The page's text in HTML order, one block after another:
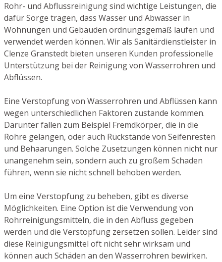
Rohr- und Abflussreinigung sind wichtige Leistungen, die
dafür Sorge tragen, dass Wasser und Abwasser in
Wohnungen und Gebäuden ordnungsgemäß laufen und
verwendet werden können. Wir als Sanitärdienstleister in
Clenze Granstedt bieten unseren Kunden professionelle
Unterstützung bei der Reinigung von Wasserrohren und
Abflüssen.
Eine Verstopfung von Wasserrohren und Abflüssen kann
wegen unterschiedlichen Faktoren zustande kommen.
Darunter fallen zum Beispiel Fremdkörper, die in die
Rohre gelangen, oder auch Rückstände von Seifenresten
und Behaarungen. Solche Zusetzungen können nicht nur
unangenehm sein, sondern auch zu großem Schaden
führen, wenn sie nicht schnell behoben werden.
Um eine Verstopfung zu beheben, gibt es diverse
Möglichkeiten. Eine Option ist die Verwendung von
Rohrreinigungsmitteln, die in den Abfluss gegeben
werden und die Verstopfung zersetzen sollen. Leider sind
diese Reinigungsmittel oft nicht sehr wirksam und
können auch Schäden an den Wasserrohren bewirken.